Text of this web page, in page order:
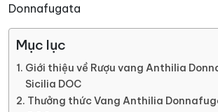
Donnafugata
Mục lục
Giới thiệu về Rượu vang Anthilia
Sicilia DOC
Thưởng thức Vang Anthilia